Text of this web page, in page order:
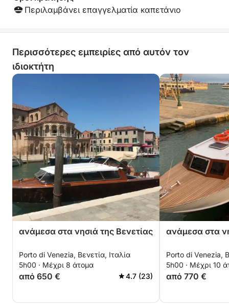
Περιλαμβάνει επαγγελματία καπετάνιο
Περισσότερες εμπειρίες από αυτόν τον
ιδιοκτήτη
ανάμεσα στα νησιά της Βενετίας
Porto di Venezia, Βενετία, Ιταλία
5h00 · Μέχρι 8 άτομα
από 650 € 4.7 (23)
ανάμεσα στα
Porto di Venezia,
5h00 · Μέχρι 10
από 770 €